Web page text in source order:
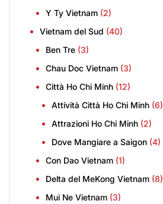
Y Ty Vietnam (2)
Vietnam del Sud (40)
Ben Tre (3)
Chau Doc Vietnam (3)
Città Ho Chi Minh (12)
Attività Città Ho Chi Minh (6)
Attrazioni Ho Chi Minh (2)
Dove Mangiare a Saigon (4)
Con Dao Vietnam (1)
Delta del MeKong Vietnam (8)
Mui Ne Vietnam (3)